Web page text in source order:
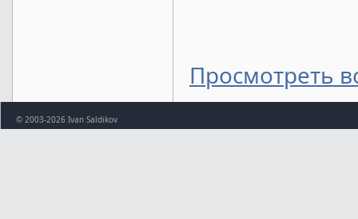
Просмотреть
© 2003-2026 Ivan Saldikov